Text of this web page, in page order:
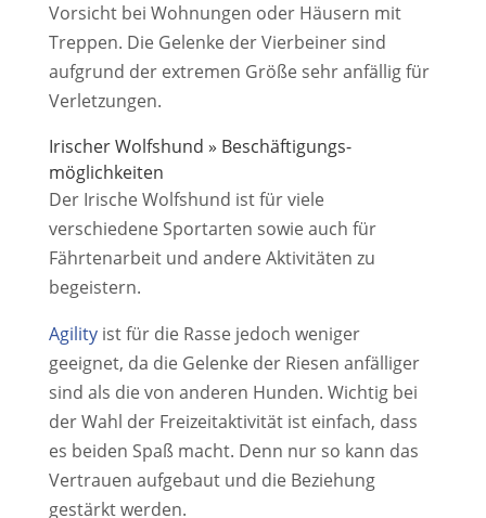
Vorsicht bei Wohnungen oder Häusern mit
Treppen. Die Gelenke der Vierbeiner sind
aufgrund der extremen Größe sehr anfällig für
Verletzungen.
Irischer Wolfshund » Beschäftigungs­
möglichkeiten
Der Irische Wolfshund ist für viele
verschiedene Sportarten sowie auch für
Fährtenarbeit und andere Aktivitäten zu
begeistern.
Agilityist für die Rasse jedoch weniger
geeignet, da die Gelenke der Riesen anfälliger
sind als die von anderen Hunden. Wichtig bei
der Wahl der Freizeitaktivität ist einfach, dass
es beiden Spaß macht. Denn nur so kann das
Vertrauen aufgebaut und die Beziehung
gestärkt werden.